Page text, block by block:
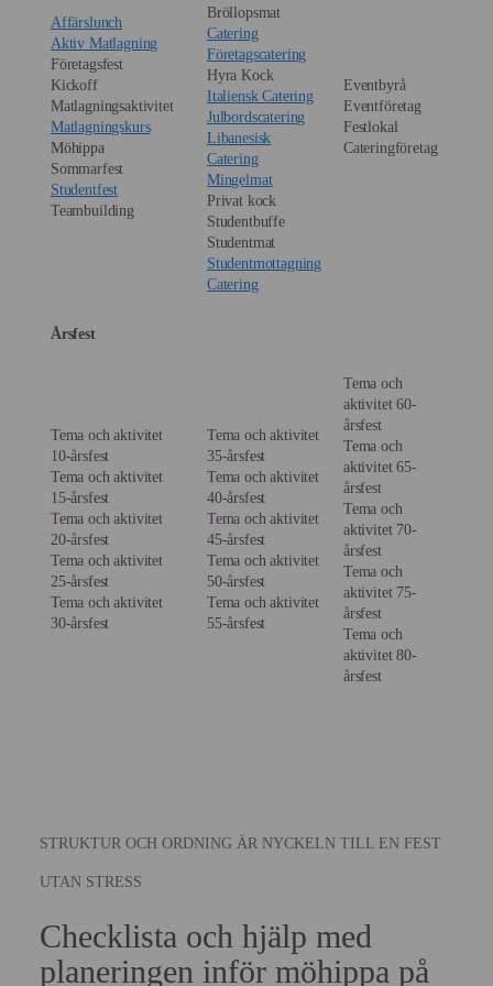
Affärslunch
Aktiv Matlagning
Företagsfest
Kickoff
Matlagningsaktivitet
Matlagningskurs
Möhippa
Sommarfest
Studentfest
Teambuilding
Bröllopsmat
Catering
Företagscatering
Hyra Kock
Italiensk Catering
Julbordscatering
Libanesisk
Catering
Mingelmat
Privat kock
Studentbuffe
Studentmat
Studentmottagning
Catering
Eventbyrå
Eventföretag
Festlokal
Cateringföretag
Årsfest
Tema och aktivitet
10-årsfest
Tema och aktivitet
15-årsfest
Tema och aktivitet
20-årsfest
Tema och aktivitet
25-årsfest
Tema och aktivitet
30-årsfest
Tema och aktivitet
35-årsfest
Tema och aktivitet
40-årsfest
Tema och aktivitet
45-årsfest
Tema och aktivitet
50-årsfest
Tema och aktivitet
55-årsfest
Tema och
aktivitet 60-
årsfest
Tema och
aktivitet 65-
årsfest
Tema och
aktivitet 70-
årsfest
Tema och
aktivitet 75-
årsfest
Tema och
aktivitet 80-
årsfest
STRUKTUR OCH ORDNING ÄR NYCKELN TILL EN FEST
UTAN STRESS
Checklista och hjälp med
planeringen inför möhippa på